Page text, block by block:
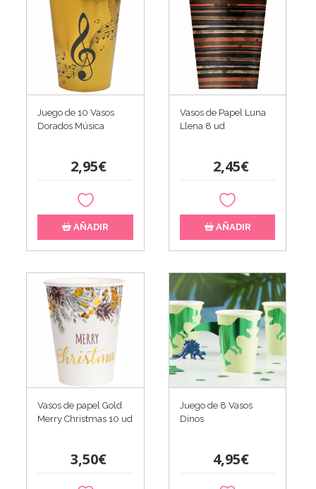
Juego de 10 Vasos
Dorados Música
2,95€
AÑADIR
Vasos de Papel Luna
Llena 8 ud
2,45€
AÑADIR
Vasos de papel Gold
Merry Christmas 10 ud
3,50€
Juego de 8 Vasos
Dinos
4,95€